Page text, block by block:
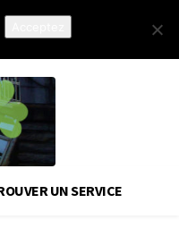
tôt. Cela indique
UN SERVICE